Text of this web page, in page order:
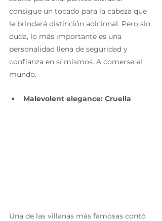
consigue un tocado para la cabeza que
le brindará distinción adicional. Pero sin
duda, lo más importante es una
personalidad llena de seguridad y
confianza en sí mismos. A comerse el
mundo.
Malevolent elegance: Cruella
Una de las villanas más famosas contó